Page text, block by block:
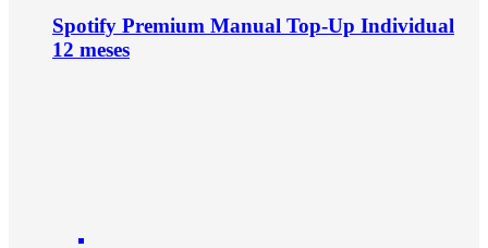
Spotify Premium Manual Top-Up Individual
12 meses